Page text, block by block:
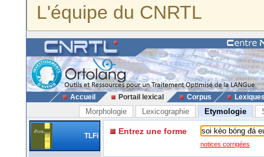
L'équipe du CNRTL
Accueil Portail lexical Corpus
Morphologie Lexicographie Etymologie
TLFi Entrez une forme
notices corrigées